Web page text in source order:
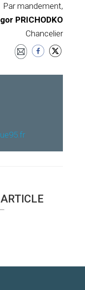
Par mandement,
PRICHODKO
Chancelier